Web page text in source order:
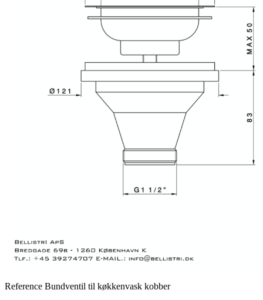
Reference Bundventil til køkkenvask kobber